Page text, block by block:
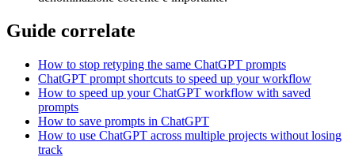
Guide correlate
How to stop retyping the same ChatGPT prompts
ChatGPT prompt shortcuts to speed up your workflow
How to speed up your ChatGPT workflow with saved
prompts
How to save prompts in ChatGPT
How to use ChatGPT across multiple projects without losing
track